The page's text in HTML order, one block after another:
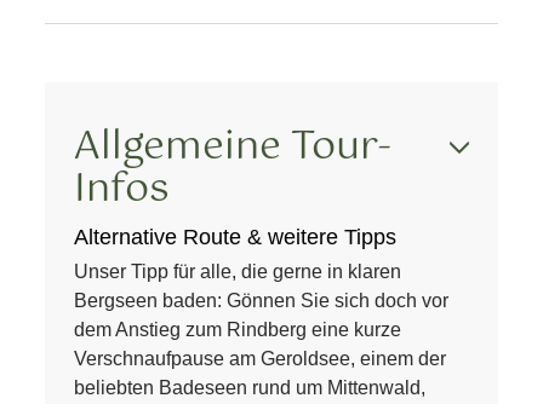
Allgemeine Tour-
Infos
Alternative Route & weitere Tipps
Unser Tipp für alle, die gerne in klaren
Bergseen baden: Gönnen Sie sich doch vor
dem Anstieg zum Rindberg eine kurze
Verschnaufpause am Geroldsee, einem der
beliebten Badeseen rund um Mittenwald,